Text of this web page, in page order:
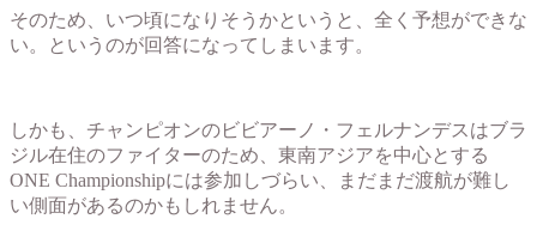
そのため、いつ頃になりそうかというと、全く予想ができな
い。というのが回答になってしまいます。
しかも、チャンピオンのビビアーノ・フェルナンデスはブラ
ジル在住のファイターのため、東南アジアを中心とする
ONE Championshipには参加しづらい、まだまだ渡航が難し
い側面があるのかもしれません。